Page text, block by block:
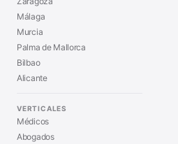
Málaga
Murcia
Palma de Mallorca
Bilbao
Alicante
VERTICALES
Médicos
Abogados